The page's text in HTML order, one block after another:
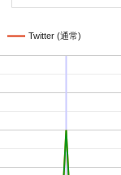
Twitter (通常)